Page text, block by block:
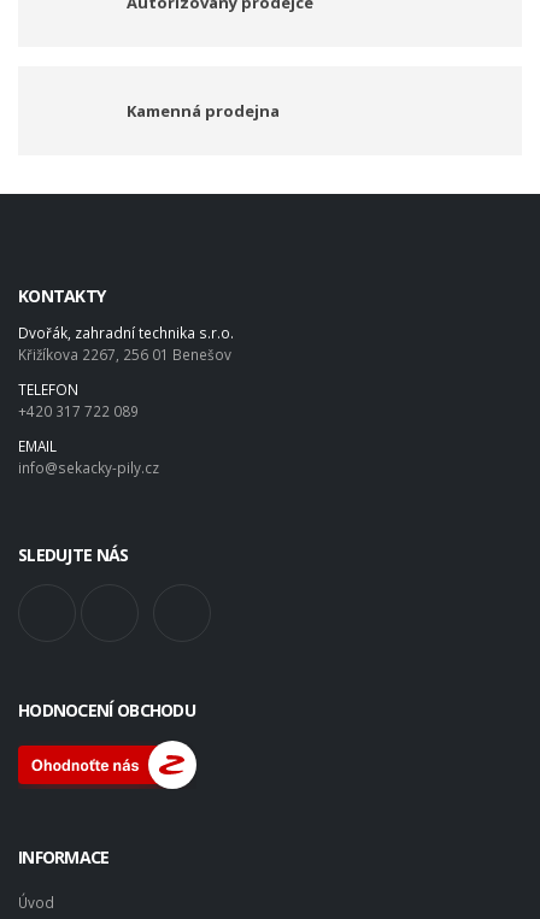
Kamenná prodejna
KONTAKTY
Dvořák, zahradní technika s.r.o.
Křižíkova 2267, 256 01 Benešov
TELEFON
+420 317 722 089
EMAIL
info@sekacky-pily.cz
SLEDUJTE NÁS
HODNOCENÍ OBCHODU
INFORMACE
Úvod